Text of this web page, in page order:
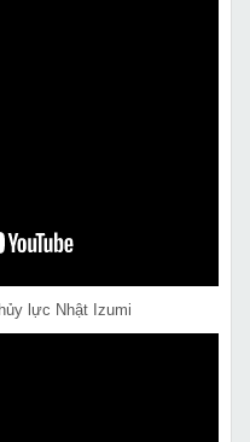
lực Nhật Izumi